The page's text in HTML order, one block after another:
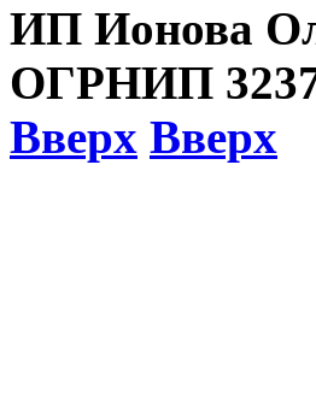
ИП Ионова
ОГРНИП
Вверх Вверх